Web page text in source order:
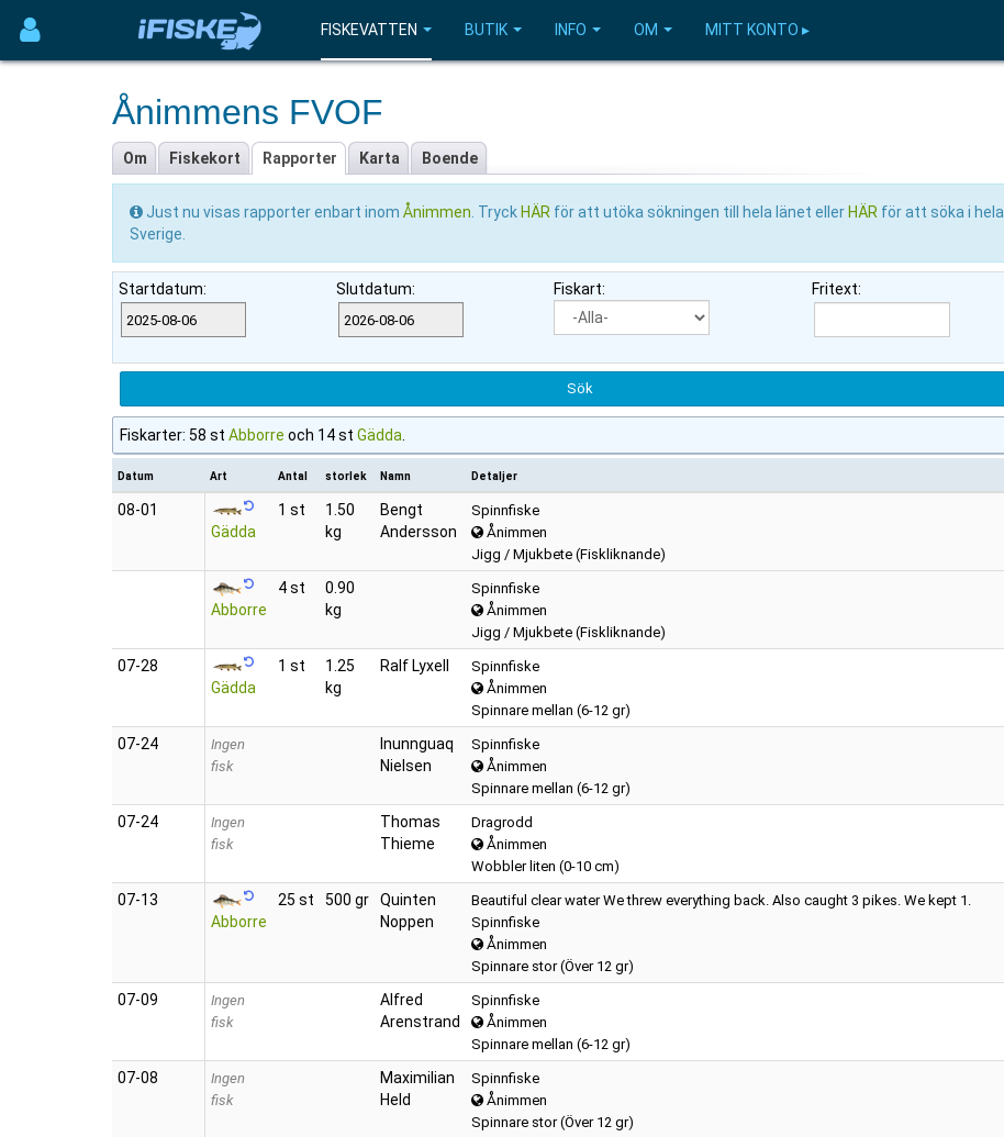
FISKEVATTEN BUTIK INFO OM MITT KONTO ▸
Ånimmens FVOF
Om Fiskekort Rapporter Karta Boende
Just nu visas rapporter enbart inom Ånimmen . Tryck HÄR för att utöka sökningen till hela länet eller HÄR för att söka i hela
Sverige.
Startdatum: Slutdatum: Fiskart: Fritext:
Fiskarter: 58 st Abborre och 14 st Gädda
Datum Art Antal storlek Namn Detaljer
08‑01
Gädda
1 st
1.50
kg
Bengt
Andersson
Spinnfiske
Ånimmen
Jigg / Mjukbete (Fiskliknande)
Abborre
4 st
0.90
kg
Spinnfiske
Ånimmen
Jigg / Mjukbete (Fiskliknande)
07‑28
Gädda
1 st
1.25
kg
Ralf Lyxell
Spinnfiske
Ånimmen
Spinnare mellan (6-12 gr)
07‑24
Ingen
fisk
Inunnguaq
Nielsen
Spinnfiske
Ånimmen
Spinnare mellan (6-12 gr)
07‑24
Ingen
fisk
Thomas
Thieme
Dragrodd
Ånimmen
Wobbler liten (0-10 cm)
07‑13
Abborre
25 st 500 gr
Quinten
Noppen
Beautiful clear water We threw everything back. Also caught 3 pikes. We kept 1.
Spinnfiske
Ånimmen
Spinnare stor (Över 12 gr)
07‑09
Ingen
fisk
Alfred
Arenstrand
Spinnfiske
Ånimmen
Spinnare mellan (6-12 gr)
07‑08
Ingen
fisk
Maximilian
Held
Spinnfiske
Ånimmen
Spinnare stor (Över 12 gr)